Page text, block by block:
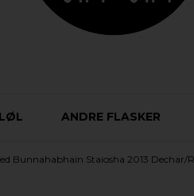
ANDRE FLASKER
Bunnahabhain Staiosha 2013 Dechar/